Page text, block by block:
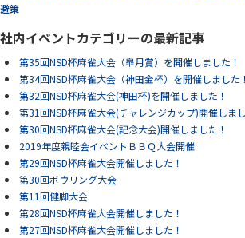
避策
社内イベントカテゴリーの最新記事
第35回NSD杯麻雀大会（皐月賞）を開催しました！
第34回NSD杯麻雀大会（神田金杯）を開催しました！
第32回NSD杯麻雀大会(神田杯)を開催しました！
第31回NSD杯麻雀大会(チャレンジカップ)開催しま
第30回NSD杯麻雀大会(記念大会)開催しました！
2019年度親睦会イベントＢＢＱ大会開催
第29回NSD杯麻雀大会開催しました！
第30回ボウリング大会
第11回健脚大会
第28回NSD杯麻雀大会開催しました！
第27回NSD杯麻雀大会開催しました！